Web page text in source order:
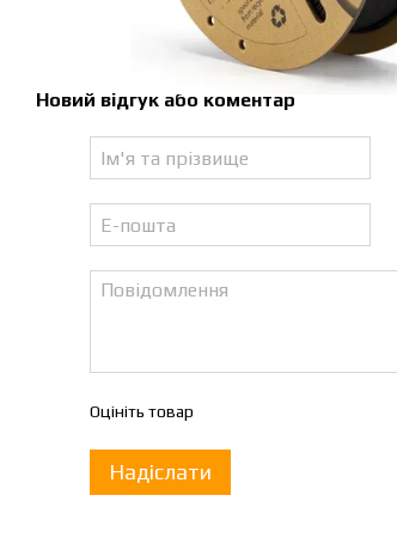
Новий відгук або коментар
Оцініть товар
Надіслати